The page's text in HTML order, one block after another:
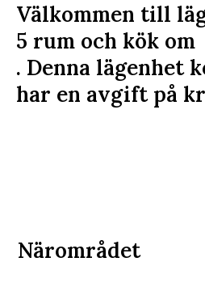
Välkommen till
5 rum och kök om
. Denna lägenhet
har en avgift på kr
Närområdet